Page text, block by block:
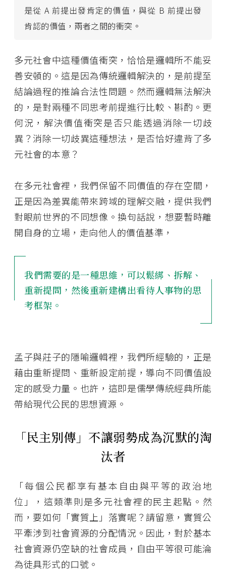
是從 A 前提出發肯定的價值，與從 B 前提出發
肯認的價值，兩者之間的衝突。
多元社會中這種價值衝突，恰恰是邏輯所不能妥
善安頓的。這是因為傳統邏輯解決的，是前提至
結論過程的推論合法性問題。然而邏輯無法解決
的，是對兩種不同思考前提進行比較、斟酌。更
何況，解決價值衝突是否只能透過消除一切歧
異？消除一切歧異這種想法，是否恰好違背了多
元社會的本意？
在多元社會裡，我們保留不同價值的存在空間，
正是因為差異能帶來跨域的理解交融，提供我們
對眼前世界的不同想像。換句話說，想要暫時離
開自身的立場，走向他人的價值基準，
我們需要的是一種思維，可以鬆綁、拆解、
重新提問，然後重新建構出看待人事物的思
考框架。
孟子與莊子的隱喻邏輯裡，我們所經驗的，正是
藉由重新提問、重新設定前提，導向不同價值設
定的感受力量。也許，這即是儒學傳統經典所能
帶給現代公民的思想資源。
「民主別傳」不讓弱勢成為沉默的淘
汰者
「每個公民都享有基本自由與平等的政治地
位」，這類準則是多元社會裡的民主起點。然
而，要如何「實質上」落實呢？請留意，實質公
平牽涉到社會資源的分配情況。因此，對於基本
社會資源仍空缺的社會成員，自由平等很可能淪
為徒具形式的口號。